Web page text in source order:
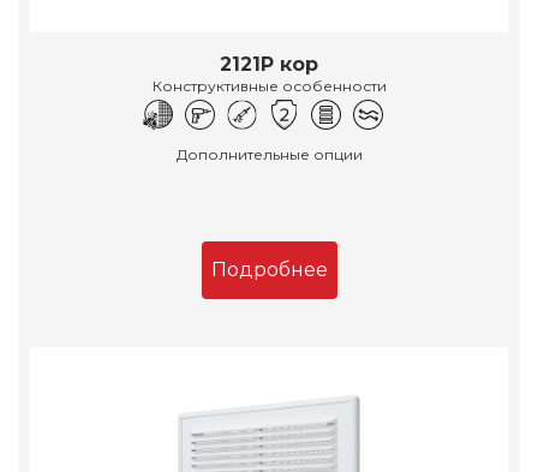
2121Р кор
Конструктивные особенности
Дополнительные опции
Подробнее